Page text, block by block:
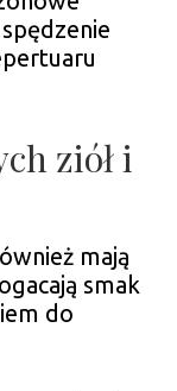
ziół i
mają
smak
do